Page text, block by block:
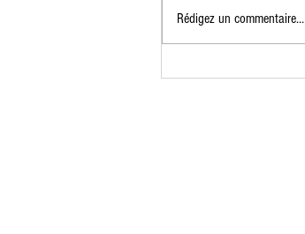
Rédigez un commentaire...